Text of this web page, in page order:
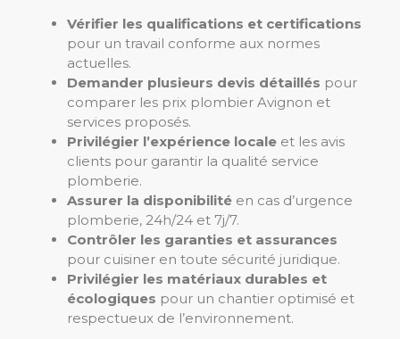
Vérifier les qualifications et certifications
pour un travail conforme aux normes
actuelles.
Demander plusieurs devis détaillés pour
comparer les prix plombier Avignon et
services proposés.
Privilégier l’expérience locale et les avis
clients pour garantir la qualité service
plomberie.
Assurer la disponibilité en cas d’urgence
plomberie, 24h/24 et 7j/7.
Contrôler les garanties et assurances
pour cuisiner en toute sécurité juridique.
Privilégier les matériaux durables et
écologiques pour un chantier optimisé et
respectueux de l’environnement.